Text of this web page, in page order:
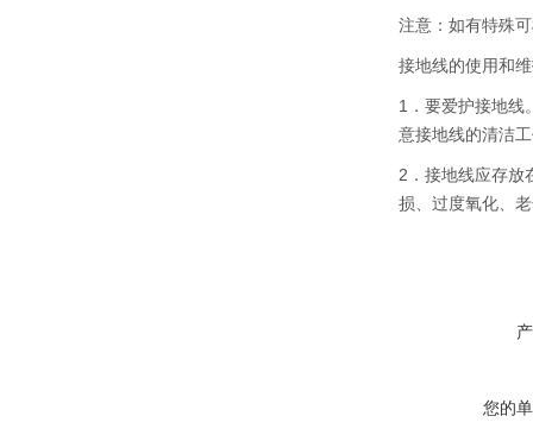
注意：如有特殊
接地线的使用和
1．要爱护接地线
意接地线的清洁
2．接地线应存放
损、过度氧化、
您的